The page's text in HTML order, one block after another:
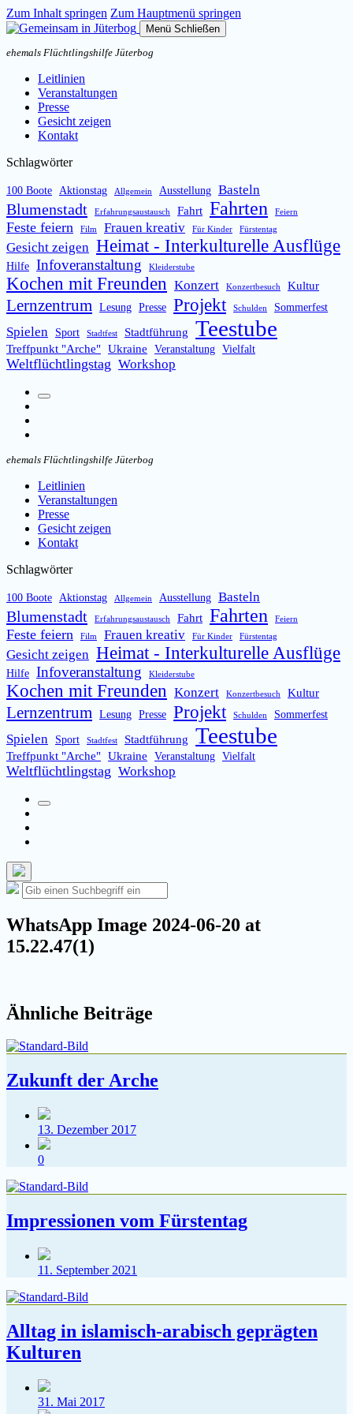
Zum Inhalt springen Zum Hauptmenü springen
Menü Schließen
ehemals Flüchtlingshilfe Jüterbog
Leitlinien
Veranstaltungen
Presse
Gesicht zeigen
Kontakt
Schlagwörter
100 Boote Aktionstag Allgemein Ausstellung Basteln
Blumenstadt Erfahrungsaustausch Fahrt Fahrten Feiern
Feste feiern Film Frauen kreativ Für Kinder Fürstentag
Gesicht zeigen Heimat - Interkulturelle Ausflüge
Hilfe Infoveranstaltung Kleiderstube
Kochen mit Freunden Konzert Konzertbesuch Kultur
Lernzentrum Lesung Presse Projekt Schulden Sommerfest
Spielen Sport Stadtfest Stadtführung Teestube
Treffpunkt "Arche" Ukraine Veranstaltung Vielfalt
Weltflüchtlingstag Workshop
Suchfeld
ehemals Flüchtlingshilfe Jüterbog
Leitlinien
Veranstaltungen
Presse
Gesicht zeigen
Kontakt
Schlagwörter
100 Boote Aktionstag Allgemein Ausstellung Basteln
Blumenstadt Erfahrungsaustausch Fahrt Fahrten Feiern
Feste feiern Film Frauen kreativ Für Kinder Fürstentag
Gesicht zeigen Heimat - Interkulturelle Ausflüge
Hilfe Infoveranstaltung Kleiderstube
Kochen mit Freunden Konzert Konzertbesuch Kultur
Lernzentrum Lesung Presse Projekt Schulden Sommerfest
Spielen Sport Stadtfest Stadtführung Teestube
Treffpunkt "Arche" Ukraine Veranstaltung Vielfalt
Weltflüchtlingstag Workshop
Suchfeld
Such-
Overlay
Suche
nach:
Suchen
WhatsApp Image 2024-06-20 at
15.22.47(1)
Ähnliche Beiträge
Zukunft der Arche
Veröffentlichungsdatum
13. Dezember 2017
Kommentare
0
Impressionen vom Fürstentag
Veröffentlichungsdatum
11. September 2021
Alltag in islamisch-arabisch geprägten
Kulturen
Veröffentlichungsdatum
31. Mai 2017